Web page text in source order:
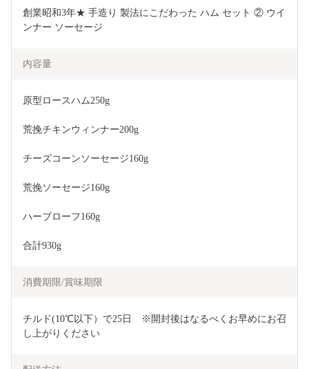
創業昭和3年★ 手造り 製法にこだわった ハム セット ② ウイ
ンナー ソーセージ
内容量
原型ロースハム250g
荒挽チキンウィンナー200g
チーズコーンソーセージ160g
荒挽ソーセージ160g
ハーブローフ160g
合計930g
消費期限/賞味期限
チルド(10℃以下）で25日　※開封後はなるべくお早めにお召
し上がりください